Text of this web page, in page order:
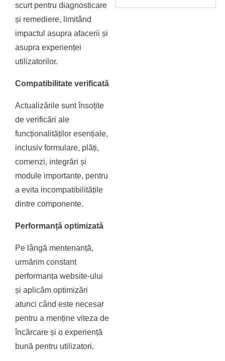
scurt pentru diagnosticare
și remediere, limitând
impactul asupra afacerii și
asupra experienței
utilizatorilor.
Compatibilitate verificată
Actualizările sunt însoțite
de verificări ale
funcționalităților esențiale,
inclusiv formulare, plăți,
comenzi, integrări și
module importante, pentru
a evita incompatibilitățile
dintre componente.
Performanță optimizată
Pe lângă mentenanță,
urmărim constant
performanța website-ului
și aplicăm optimizări
atunci când este necesar
pentru a menține viteza de
încărcare și o experiență
bună pentru utilizatori.